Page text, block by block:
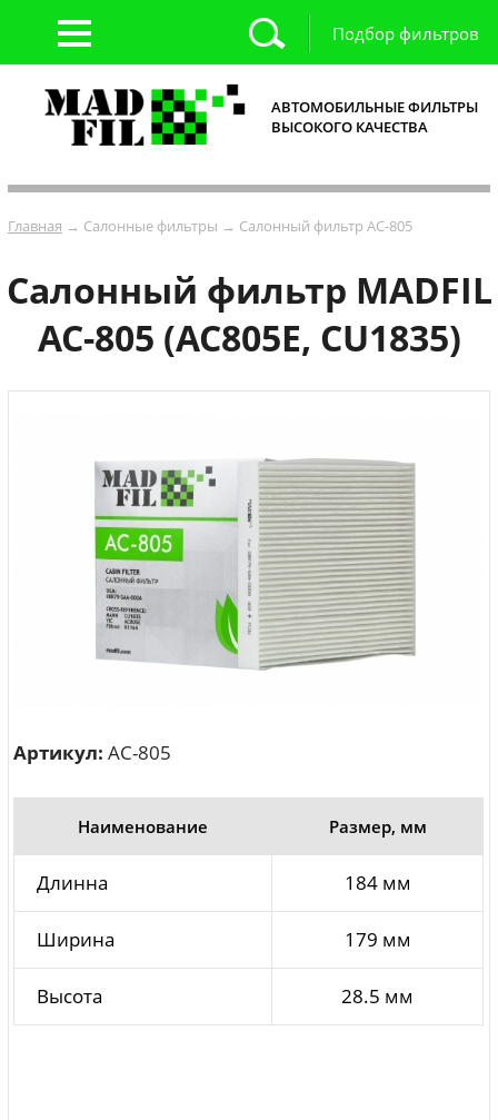
Подбор фильтров
АВТОМОБИЛЬНЫЕ ФИЛЬТРЫ
ВЫСОКОГО КАЧЕСТВА
Главная → Салонные фильтры → Салонный фильтр AC-805
Салонный фильтр MADFIL
AC-805 (AC805E, CU1835)
Артикул: AC-805
Наименование Размер, мм
Длинна 184 мм
Ширина 179 мм
Высота 28.5 мм